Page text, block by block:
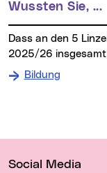
Wussten Sie, ...
dass an den 5 Linzer Universitäten im Wintersemester
2025/26
Bildung
Social Media